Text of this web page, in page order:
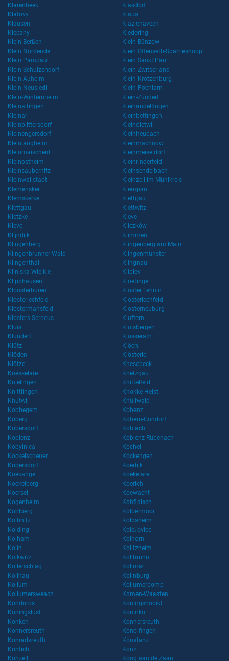
Klarenbeek
Klasdorf
Klatovy
Klaus
Klausen
Klazienaveen
Klecany
Kledering
Klein Berßen
Klein Bünzow
Klein Nordende
Klein Offenseth-Sparrieshoop
Klein Pampau
Klein Sankt Paul
Klein Schulzendorf
Klein Zwitserland
Klein-Auheim
Klein-Krotzenburg
Klein-Neusiedl
Klein-Pöchlarn
Klein-Winternheim
Klein-Zundert
Kleinaitingen
Kleinandelfingen
Kleinarl
Kleinbettingen
Kleinblittersdorf
Kleindietwil
Kleinengersdorf
Kleinheubach
Kleinlangheim
Kleinmachnow
Kleinmaischeid
Kleinmeiseldorf
Kleinostheim
Kleinrinderfeld
Kleinsaubernitz
Kleinsendelbach
Kleinwallstadt
Kleinzell im Mühlkreis
Klemensker
Klempau
Klemskerke
Klettgau
Klettgau
Klettwitz
Kletzke
Kleve
Kleve
Kliczków
Klijndijk
Klimmen
Klingenberg
Klingenberg am Main
Klingenbrunner Wald
Klingenmünster
Klingenthal
Klingnau
Kliniska Wielkie
Kliplev
Klipphausen
Kloetinge
Kloosterburen
Kloster Lehnin
Klosterlechfeld
Klosterlechfeld
Klostermansfeld
Klosterneuburg
Klosters-Serneus
Kluftern
Kluis
Kluisbergen
Klundert
Klüsserath
Klütz
Klöch
Klöden
Klösterle
Klötze
Knesebeck
Knesselare
Knetzgau
Knielingen
Knittelfeld
Knittlingen
Knokke-Heist
Knutwil
Knüllwald
Kobbegem
Kobenz
Koberg
Kobern-Gondorf
Kobersdorf
Koblach
Koblenz
Koblenz-Rübenach
Kobylnica
Kochel
Kockelscheuer
Kockengen
Kodersdorf
Koedijk
Koekange
Koekelare
Koekelberg
Koerich
Koersel
Koewacht
Kogenheim
Kohfidisch
Kohlberg
Kolbermoor
Kolbnitz
Kolbsheim
Kolding
Kolešovice
Kolham
Kolhorn
Kolín
Kolitzheim
Kolkwitz
Kollbrunn
Kollerschlag
Kollmar
Kollnau
Kollnburg
Kollum
Kollumerpomp
Kollumersweach
Komen-Waasten
Kondoros
Koningshooikt
Koningslust
Koninko
Konken
Konnersreuth
Konnersreuth
Konolfingen
Konradsreuth
Konstanz
Kontich
Konz
Konzell
Koog aan de Zaan